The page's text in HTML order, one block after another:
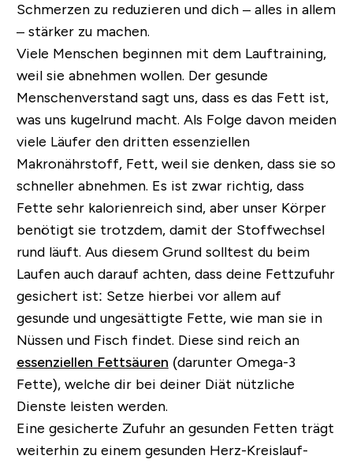
Schmerzen zu reduzieren und dich – alles in allem
– stärker zu machen.
Viele Menschen beginnen mit dem Lauftraining,
weil sie abnehmen wollen. Der gesunde
Menschenverstand sagt uns, dass es das Fett ist,
was uns kugelrund macht. Als Folge davon meiden
viele Läufer den dritten essenziellen
Makronährstoff, Fett, weil sie denken, dass sie so
schneller abnehmen. Es ist zwar richtig, dass
Fette sehr kalorienreich sind, aber unser Körper
benötigt sie trotzdem, damit der Stoffwechsel
rund läuft. Aus diesem Grund solltest du beim
Laufen auch darauf achten, dass deine Fettzufuhr
gesichert ist: Setze hierbei vor allem auf
gesunde und ungesättigte Fette, wie man sie in
Nüssen und Fisch findet. Diese sind reich an
essenziellen Fettsäuren (darunter Omega-3
Fette), welche dir bei deiner Diät nützliche
Dienste leisten werden.
Eine gesicherte Zufuhr an gesunden Fetten trägt
weiterhin zu einem gesunden Herz-Kreislauf-